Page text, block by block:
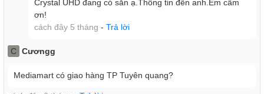
nghệ HDR đỉnh cao. Cung cấp dải màu sắc lớn và hiển thị
chi tiết, sắc nét hình ảnh ngay cả trong khung hình tối sâu
Crystal UHD đang có sẵn ạ.Thông tin đến anh.Em cẩm
ơn!
cách đây 5 tháng - Trả lời
C Cươngg
Mediamart có giao hàng TP Tuyên quang?